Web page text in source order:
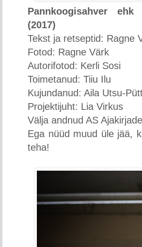
Pannkoogisahver
(2017)
Tekst ja retseptid: Ragne
Fotod: Ragne Värk
Autorifotod: Kerli Sosi
Toimetanud: Tiiu Ilu
Kujundanud: Aila Utsu-
Projektijuht: Lia Virkus
Välja andnud AS
Ega nüüd muud üle jää,
teha!